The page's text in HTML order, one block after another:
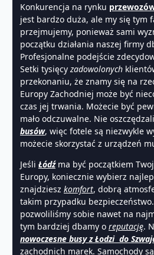
Konkurencja na rynku
jest bardzo duża, ale my się tym
przejmujemy, ponieważ sami
początku działania naszej firmy
Profesjonalne podejście
Setki tysięcy zadowolonych
przekonaniu, że znamy się na
Europy Zachodniej może być
czas jej trwania. Możecie być
mało odczuwalne. Nie
busów, więc fotele są niezwykle
możecie skorzystać z urządzeń
Jeśli Łódź ma być początkiem
Europy, koniecznie wybierz
znajdziesz komfort, dobrą
takim przypadku
pozwoliliśmy sobie nawet na
tym bardziej dbamy o reputację.
nowoczesne busy z Łodzi do
zachodnich marek. Samochody